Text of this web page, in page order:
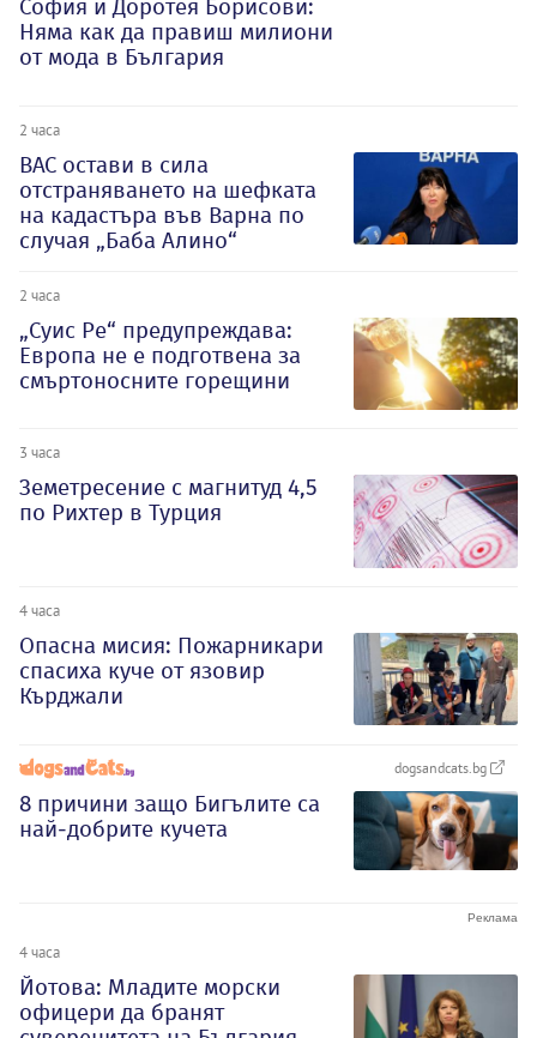
София и Доротея Борисови:
Няма как да правиш милиони
от мода в България
2 часа
ВАС остави в сила
отстраняването на шефката
на кадастъра във Варна по
случая „Баба Алино“
2 часа
„Суис Ре“ предупреждава:
Европа не е подготвена за
смъртоносните горещини
3 часа
Земетресение с магнитуд 4,5
по Рихтер в Турция
4 часа
Опасна мисия: Пожарникари
спасиха куче от язовир
Кърджали
dogsandcats.bg
8 причини защо Бигълите са
най-добрите кучета
4 часа
Йотова: Младите морски
офицери да бранят